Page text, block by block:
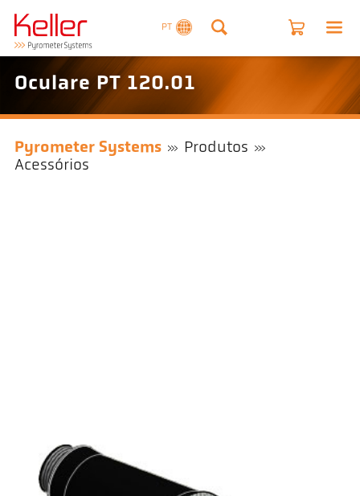
PT
Oculare PT 120.01
Pyrometer Systems
Produtos
Acessórios